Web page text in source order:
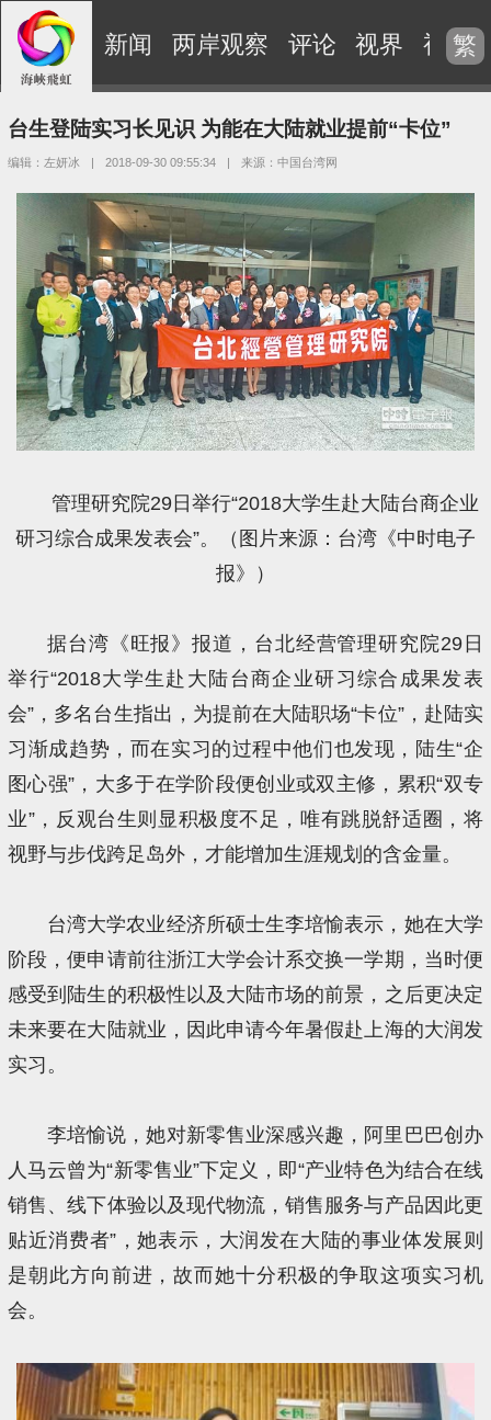
新闻 两岸观察 评论 视界 视频
繁
台生登陆实习长见识 为能在大陆就业提前“卡位”
编辑：左妍冰 | 2018-09-30 09:55:34 | 来源：中国台湾网
管理研究院29日举行“2018大学生赴大陆台商企业
研习综合成果发表会”。（图片来源：台湾《中时电子
报》）
据台湾《旺报》报道，台北经营管理研究院29日
举行“2018大学生赴大陆台商企业研习综合成果发表
会”，多名台生指出，为提前在大陆职场“卡位”，赴陆实
习渐成趋势，而在实习的过程中他们也发现，陆生“企
图心强”，大多于在学阶段便创业或双主修，累积“双专
业”，反观台生则显积极度不足，唯有跳脱舒适圈，将
视野与步伐跨足岛外，才能增加生涯规划的含金量。
台湾大学农业经济所硕士生李培愉表示，她在大学
阶段，便申请前往浙江大学会计系交换一学期，当时便
感受到陆生的积极性以及大陆市场的前景，之后更决定
未来要在大陆就业，因此申请今年暑假赴上海的大润发
实习。
李培愉说，她对新零售业深感兴趣，阿里巴巴创办
人马云曾为“新零售业”下定义，即“产业特色为结合在线
销售、线下体验以及现代物流，销售服务与产品因此更
贴近消费者”，她表示，大润发在大陆的事业体发展则
是朝此方向前进，故而她十分积极的争取这项实习机
会。